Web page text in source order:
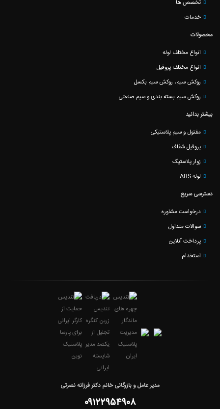
تخصص ها
خدمات
محصولات
انواع مختلف لوله
انواع مختلف پروفیل
روکش سیم، روکش سیم بکسل
روکش سیم بسته بندی و سیم صنعتی
بیشتر بدانید
مفتول و سیم پلاستیکی
پروفیل شفاف
زوار پلاستیک
لوله ABS
دسترسی سریع
درخواست مشاوره
سوالات متداول
پرداخت آنلاین
استخدام
مدیر عامل و بازرگانی خانم دکتر فرزانه نصرتی
۰۹۱۲۲۹۵۴۹۰۸